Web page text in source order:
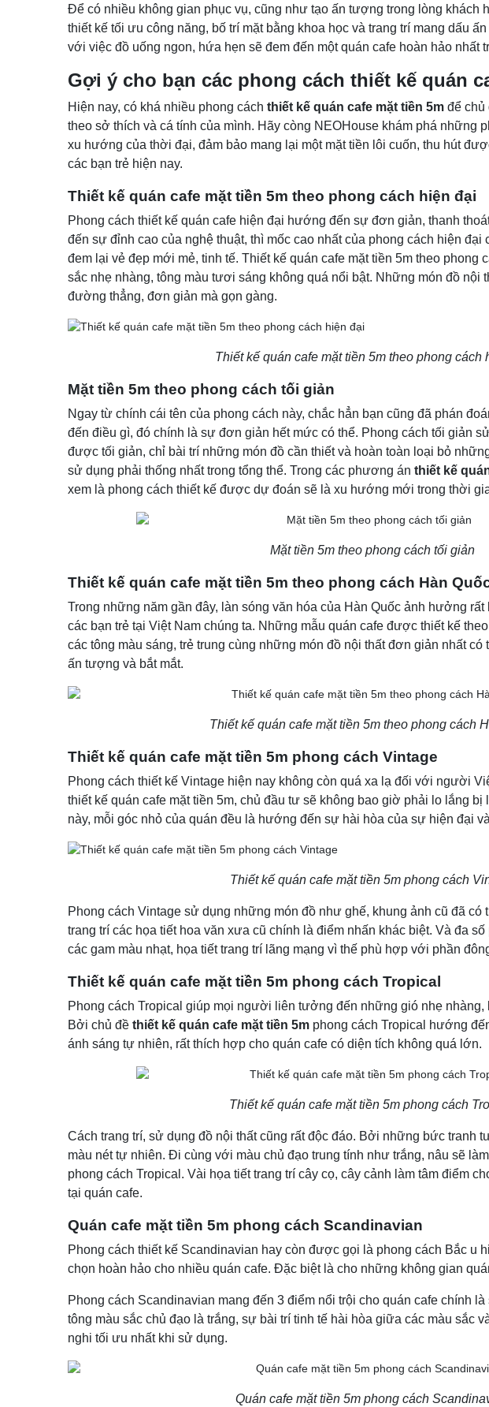
Để có nhiều không gian phục vụ, cũng như tạo ấn tượng trong lòng khách
thiết kế tối ưu công năng, bố trí mặt bằng khoa học và trang trí mang dấu
với việc đồ uống ngon, hứa hẹn sẽ đem đến một quán cafe hoàn hảo nhất
Gợi ý cho bạn các phong cách thiết kế quán
Hiện nay, có khá nhiều phong cách thiết kế quán cafe mặt tiền 5m để chủ
theo sở thích và cá tính của mình. Hãy còng NEOHouse khám phá những
xu hướng của thời đại, đảm bảo mang lại một mặt tiền lôi cuốn, thu hút
các bạn trẻ hiện nay.
Thiết kế quán cafe mặt tiền 5m theo phong cách hiện đại
Phong cách thiết kế quán cafe hiện đại hướng đến sự đơn giản, thanh
đến sự đỉnh cao của nghệ thuật, thì mốc cao nhất của phong cách hiện
đem lại vẻ đẹp mới mẻ, tinh tế. Thiết kế quán cafe mặt tiền 5m theo phong
sắc nhẹ nhàng, tông màu tươi sáng không quá nổi bật. Những món đồ nội
đường thẳng, đơn giản mà gọn gàng.
Thiết kế quán cafe mặt tiền 5m theo phong cách
Mặt tiền 5m theo phong cách tối giản
Ngay từ chính cái tên của phong cách này, chắc hẳn bạn cũng đã phán
đến điều gì, đó chính là sự đơn giản hết mức có thể. Phong cách tối giản
được tối giản, chỉ bài trí những món đồ cần thiết và hoàn toàn loại bỏ
sử dụng phải thống nhất trong tổng thể. Trong các phương án thiết kế
xem là phong cách thiết kế được dự đoán sẽ là xu hướng mới trong thời
Mặt tiền 5m theo phong cách tối giản
Thiết kế quán cafe mặt tiền 5m theo phong cách Hàn
Trong những năm gần đây, làn sóng văn hóa của Hàn Quốc ảnh hưởng
các bạn trẻ tại Việt Nam chúng ta. Những mẫu quán cafe được thiết kế
các tông màu sáng, trẻ trung cùng những món đồ nội thất đơn giản nhất
ấn tượng và bắt mắt.
Thiết kế quán cafe mặt tiền 5m theo phong cách
Thiết kế quán cafe mặt tiền 5m phong cách Vintage
Phong cách thiết kế Vintage hiện nay không còn quá xa lạ đối với người
thiết kế quán cafe mặt tiền 5m, chủ đầu tư sẽ không bao giờ phải lo lắng
này, mỗi góc nhỏ của quán đều là hướng đến sự hài hòa của sự hiện đại
Thiết kế quán cafe mặt tiền 5m phong cách
Phong cách Vintage sử dụng những món đồ như ghế, khung ảnh cũ đã
trang trí các họa tiết hoa văn xưa cũ chính là điểm nhấn khác biệt. Và đa
các gam màu nhạt, họa tiết trang trí lãng mạng vì thế phù hợp với phần
Thiết kế quán cafe mặt tiền 5m phong cách Tropical
Phong cách Tropical giúp mọi người liên tưởng đến những gió nhẹ nhàng,
Bởi chủ đề thiết kế quán cafe mặt tiền 5m phong cách Tropical hướng
ánh sáng tự nhiên, rất thích hợp cho quán cafe có diện tích không quá lớn.
Thiết kế quán cafe mặt tiền 5m phong cách
Cách trang trí, sử dụng đồ nội thất cũng rất độc đáo. Bởi những bức tranh
màu nét tự nhiên. Đi cùng với màu chủ đạo trung tính như trắng, nâu sẽ
phong cách Tropical. Vài họa tiết trang trí cây cọ, cây cảnh làm tâm điểm
tại quán cafe.
Quán cafe mặt tiền 5m phong cách Scandinavian
Phong cách thiết kế Scandinavian hay còn được gọi là phong cách Bắc u
chọn hoàn hảo cho nhiều quán cafe. Đặc biệt là cho những không gian
Phong cách Scandinavian mang đến 3 điểm nổi trội cho quán cafe chính
tông màu sắc chủ đạo là trắng, sự bài trí tinh tế hài hòa giữa các màu sắc
nghi tối ưu nhất khi sử dụng.
Quán cafe mặt tiền 5m phong cách